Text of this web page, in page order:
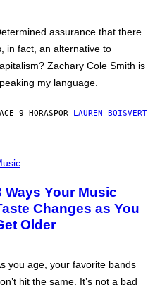
assurance that there
in fact, an alternative to
Zachary Cole Smith is
my language.
9 HORASPOR LAUREN BOISVERT
Ways Your Music
Changes as You
Older
you age, your favorite bands
hit the same. It’s not a bad